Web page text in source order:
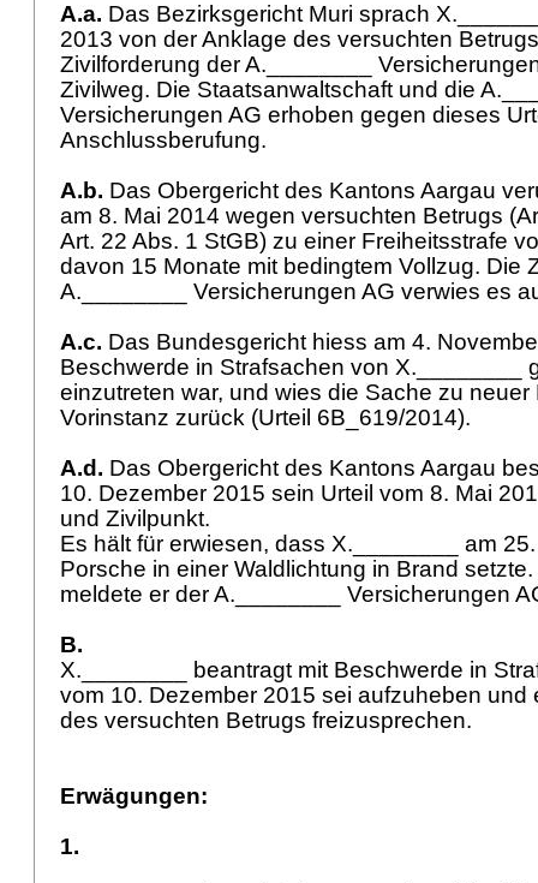
A.a. Das Bezirksgericht Muri sprach
2013 von der Anklage des versuchten
Zivilforderung der A.________
Zivilweg. Die Staatsanwaltschaft und die
Versicherungen AG erhoben gegen dieses
Anschlussberufung.
A.b. Das Obergericht des Kantons Aargau
am 8. Mai 2014 wegen versuchten Betrugs
Art. 22 Abs. 1 StGB) zu einer Freiheitsstrafe
davon 15 Monate mit bedingtem Vollzug. Die
A.________ Versicherungen AG verwies es
A.c. Das Bundesgericht hiess am 4.
Beschwerde in Strafsachen von X.________
einzutreten war, und wies die Sache zu
Vorinstanz zurück (Urteil 6B_619/2014).
A.d. Das Obergericht des Kantons Aargau
10. Dezember 2015 sein Urteil vom 8. Mai
und Zivilpunkt.
Es hält für erwiesen, dass X.________ am
Porsche in einer Waldlichtung in Brand
meldete er der A.________ Versicherungen
B.
X.________ beantragt mit Beschwerde in
vom 10. Dezember 2015 sei aufzuheben und
des versuchten Betrugs freizusprechen.
Erwägungen:
1.